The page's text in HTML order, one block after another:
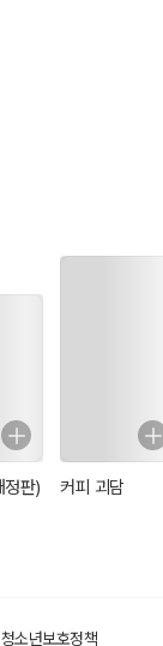
정판) 커피 괴담
청소년보호정책